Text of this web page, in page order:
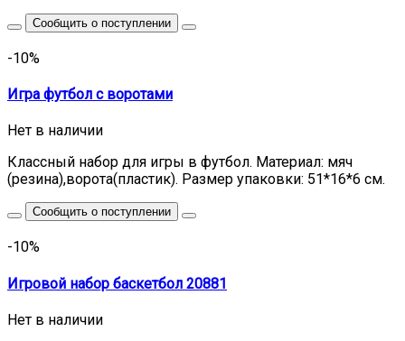
Сообщить о поступлении
-10%
Игра футбол с воротами
Нет в наличии
Классный набор для игры в футбол. Материал: мяч
(резина),ворота(пластик). Размер упаковки: 51*16*6 см.
Сообщить о поступлении
-10%
Игровой набор баскетбол 20881
Нет в наличии